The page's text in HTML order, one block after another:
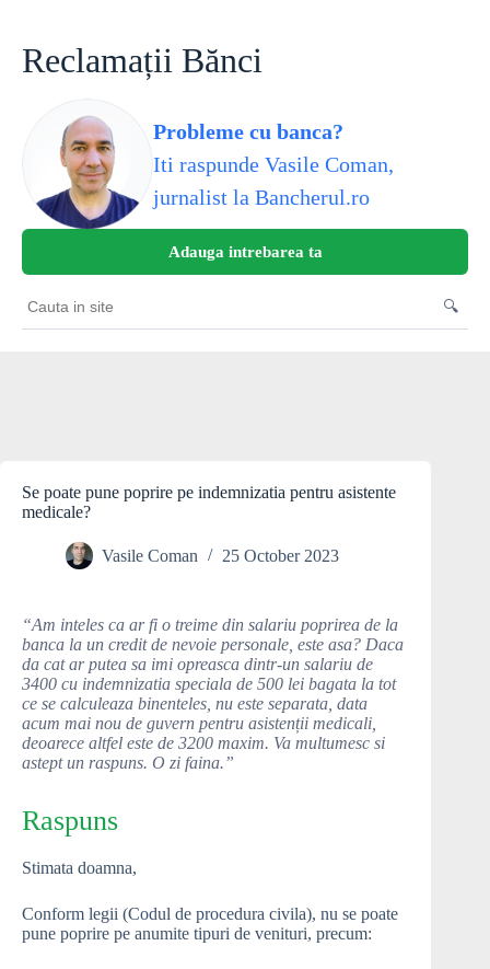
contentReclamații Bănci
Probleme cu banca?
Iti raspunde Vasile Coman,
jurnalist la Bancherul.ro
Adauga intrebarea ta
Cauta
in
🔍
Se poate pune poprire pe indemnizatia pentru asistente
medicale?
Vasile Coman 25 October 2023
“Am inteles ca ar fi o treime din salariu poprirea de la
banca la un credit de nevoie personale, este asa? Daca
da cat ar putea sa imi opreasca dintr-un salariu de
3400 cu indemnizatia speciala de 500 lei bagata la tot
ce se calculeaza binenteles, nu este separata, data
acum mai nou de guvern pentru asistenții medicali,
deoarece altfel este de 3200 maxim. Va multumesc si
astept un raspuns. O zi faina.”
Raspuns
Stimata doamna,
Conform legii (Codul de procedura civila), nu se poate
pune poprire pe anumite tipuri de venituri, precum: